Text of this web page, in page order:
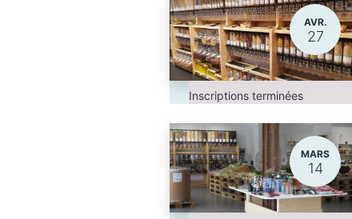
AVR.
27
Inscriptions terminées
MARS
14